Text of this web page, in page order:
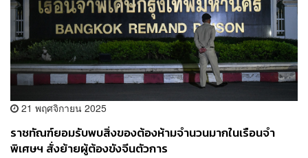
21 พฤศจิกายน 2025
ราชทัณฑ์ยอมรับพบสิ่งของต้องห้ามจำนวนมากในเรือนจำ
พิเศษฯ สั่งย้ายผู้ต้องขังจีนตัวการ